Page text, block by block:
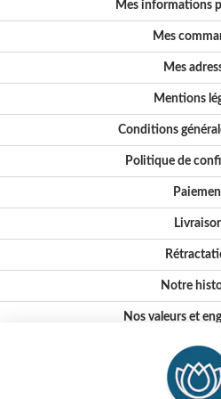
Mes informations
Mes
Mes
Mentions
Conditions
Politique de
Notre
Nos valeurs et
Conseils
Où nous